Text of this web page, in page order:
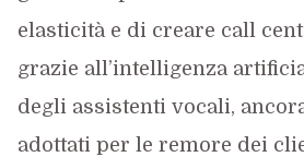
elasticità e di creare call
grazie all’intelligenza
degli assistenti vocali,
adottati per le remore dei